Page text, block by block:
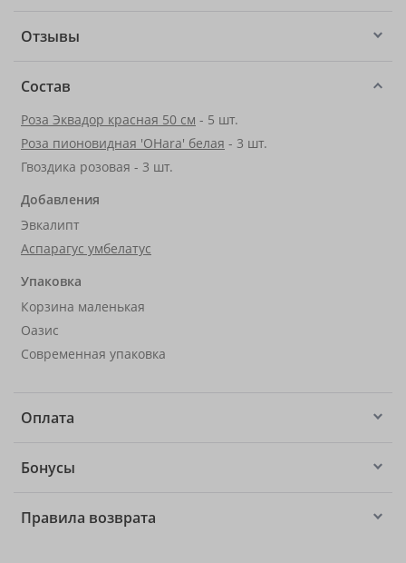
Отзывы
Состав
Роза Эквадор красная 50 см - 5 шт.
Роза пионовидная 'OHara' белая - 3 шт.
Гвоздика розовая - 3 шт.
Добавления
Эвкалипт
Аспарагус умбелатус
Упаковка
Корзина маленькая
Оазис
Современная упаковка
Оплата
Бонусы
Правила возврата